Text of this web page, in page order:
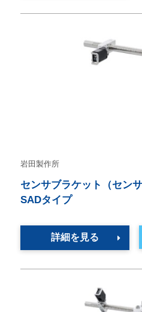
岩田製作所
センサブラケット（セン
SADタイプ
詳細を見る